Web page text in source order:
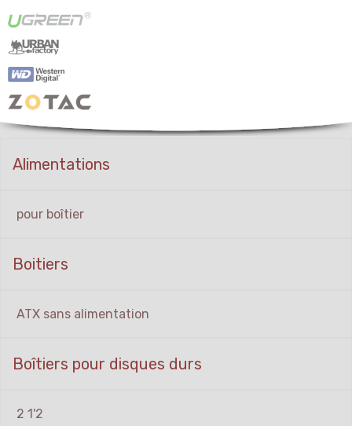
Alimentations
pour boîtier
Boitiers
ATX sans alimentation
Boîtiers pour disques durs
2 1'2